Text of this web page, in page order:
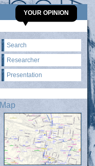
YOUR OPINION
Search
Researcher
Presentation
Map